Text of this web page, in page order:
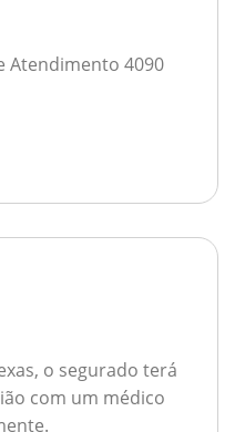
Atendimento 4090
o segurado terá
com um médico